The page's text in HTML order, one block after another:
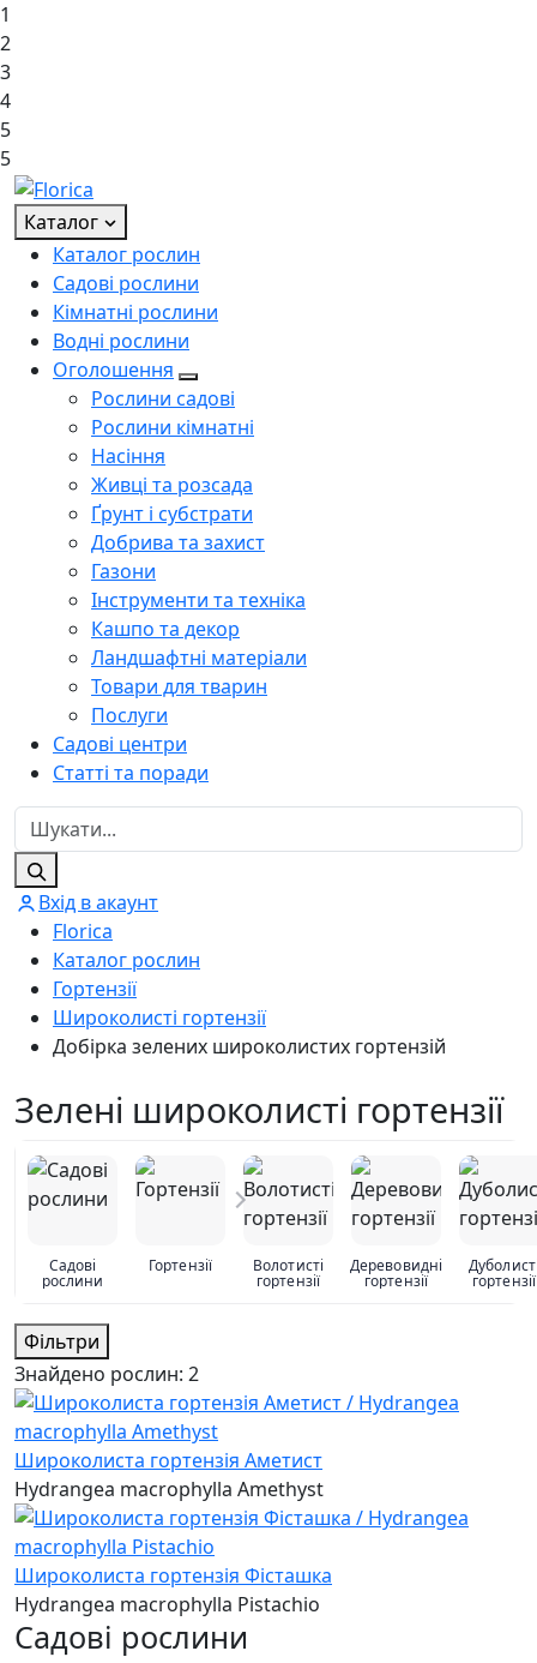
1
2
3
4
5
5
Каталог
Каталог рослин
Садові рослини
Кімнатні рослини
Водні рослини
Оголошення
Рослини садові
Рослини кімнатні
Насіння
Живці та розсада
Ґрунт і субстрати
Добрива та захист
Газони
Інструменти та техніка
Кашпо та декор
Ландшафтні матеріали
Товари для тварин
Послуги
Садові центри
Статті та поради
Вхід в акаунт
Florica
Каталог рослин
Гортензії
Широколисті гортензії
Добірка зелених широколистих гортензій
Зелені широколисті гортензії
Садові
рослини
Гортензії Волотисті
гортензії
Деревовидні
гортензії гортензії
Фільтри
Знайдено рослин: 2
Широколиста гортензія Аметист
Hydrangea macrophylla Amethyst
Широколиста гортензія Фісташка
Hydrangea macrophylla Pistachio
Садові рослини